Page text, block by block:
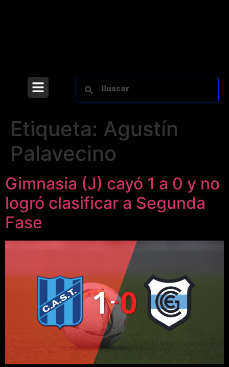
Etiqueta: Agustín
Palavecino
Gimnasia (J) cayó 1 a 0 y no
logró clasificar a Segunda
Fase